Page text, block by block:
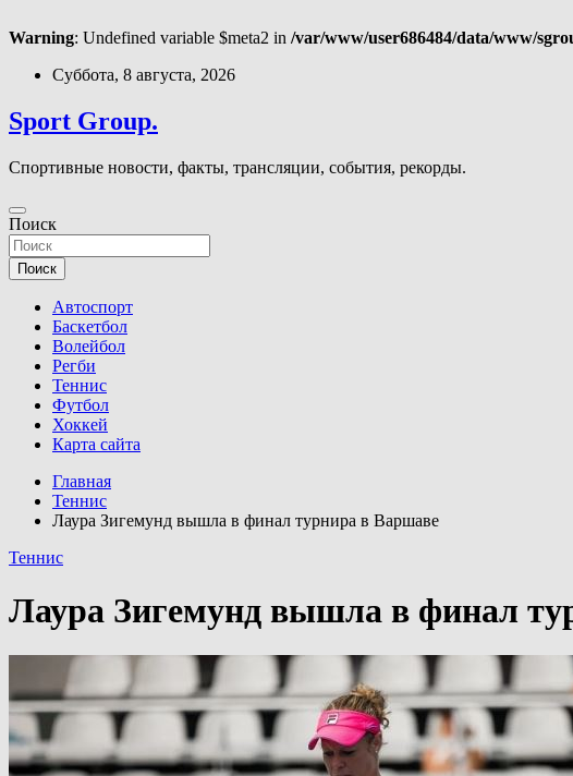
Warning: Undefined variable $meta2 in /var/www/user686484/data/www/
Перейти
содержимому
Суббота, 8 августа, 2026
Sport Group.
Спортивные новости, факты, трансляции, события, рекорды.
Поиск
Поиск
Автоспорт
Баскетбол
Волейбол
Регби
Теннис
Футбол
Хоккей
Карта сайта
Главная
Теннис
Лаура Зигемунд вышла в финал турнира в Варшаве
Теннис
Лаура Зигемунд вышла в финал